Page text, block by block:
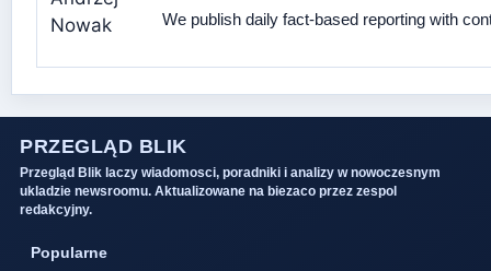
We publish daily fact-based reporting with
PRZEGLĄD BLIK
Przegląd Blik laczy wiadomosci, poradniki i analizy w nowoczesnym
ukladzie newsroomu. Aktualizowane na biezaco przez zespol
redakcyjny.
Popularne